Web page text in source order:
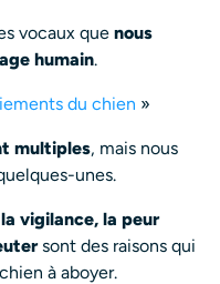
vocaux que nous
humain.
du chien »
multiples, mais nous
unes.
vigilance, la peur
sont des raisons qui
à aboyer.